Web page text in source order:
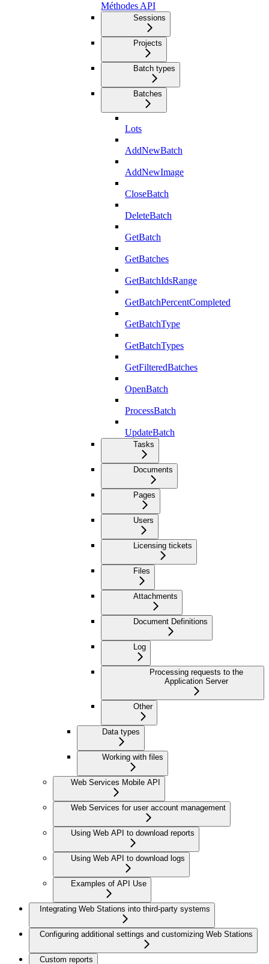
Méthodes API
Sessions
Projects
Batch types
Batches
Lots
AddNewBatch
AddNewImage
CloseBatch
DeleteBatch
GetBatch
GetBatches
GetBatchIdsRange
GetBatchPercentCompleted
GetBatchType
GetBatchTypes
GetFilteredBatches
OpenBatch
ProcessBatch
UpdateBatch
Tasks
Documents
Pages
Users
Licensing tickets
Files
Attachments
Document Definitions
Log
Processing requests to the
Application Server
Other
Data types
Working with files
Web Services Mobile API
Web Services for user account management
Using Web API to download reports
Using Web API to download logs
Examples of API Use
Integrating Web Stations into third-party systems
Configuring additional settings and customizing Web Stations
Custom reports